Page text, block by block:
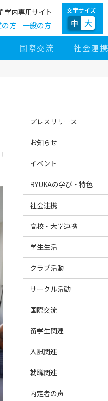
学内専用サイト
の方 一般の方
文字サイズ
中 大
国際交流 社会連携
イ
ビ
シ
お
め
テ
カ
リ
ス
プレスリリース
お知らせ
イベント
RYUKAの学び・特色
社会連携
高校・大学連携
学生生活
クラブ活動
サークル活動
国際交流
留学生関連
入試関連
就職関連
内定者の声